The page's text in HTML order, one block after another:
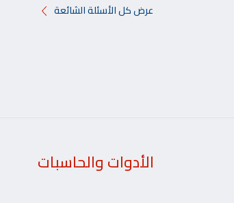
عرض كل الأسئلة الشائعة
الأدوات والحاسبات